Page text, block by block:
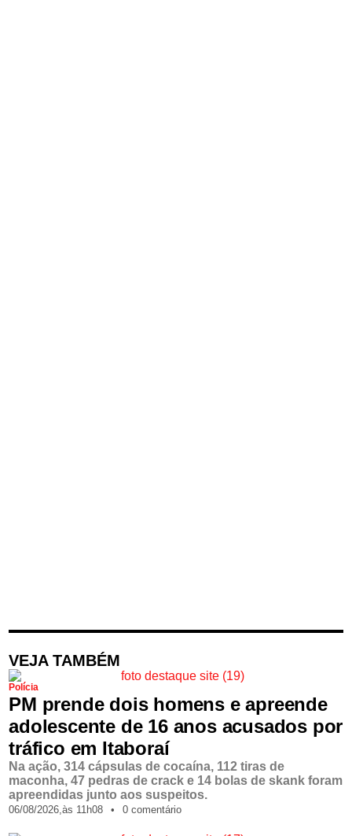
VEJA TAMBÉM
Polícia
PM prende dois homens e apreende
adolescente de 16 anos acusados por
tráfico em Itaboraí
Na ação, 314 cápsulas de cocaína, 112 tiras de
maconha, 47 pedras de crack e 14 bolas de skank foram
apreendidas junto aos suspeitos.
06/08/2026,às 11h08 • 0 comentário